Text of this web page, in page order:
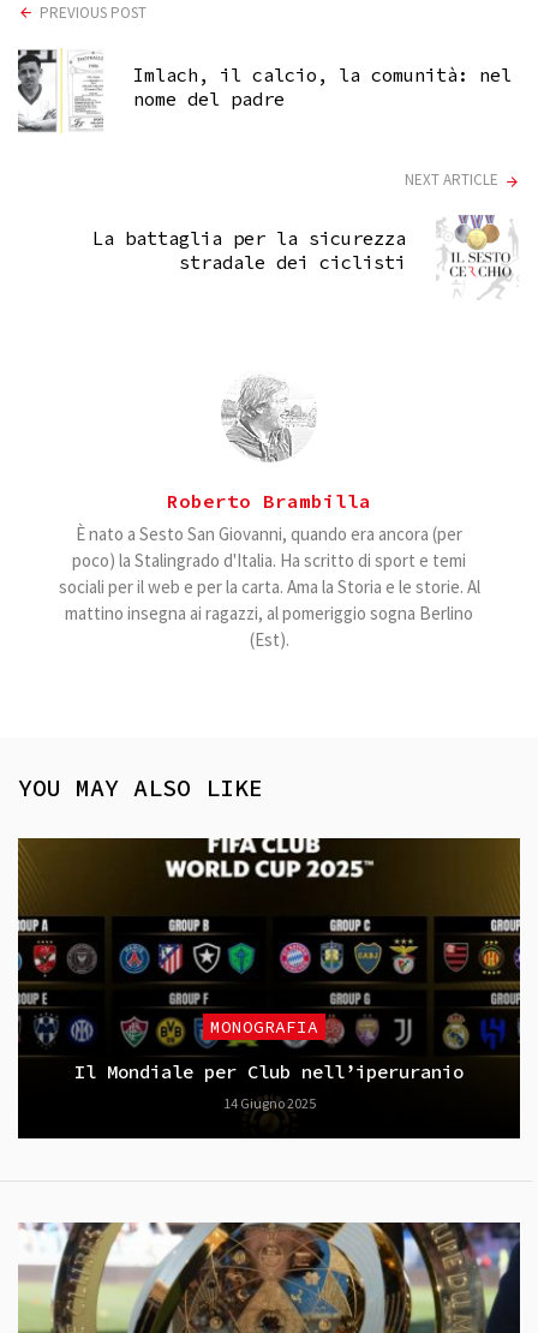
PREVIOUS POST
Imlach, il calcio, la comunità: nel
nome del padre
NEXT ARTICLE
La battaglia per la sicurezza
stradale dei ciclisti
Roberto Brambilla
È nato a Sesto San Giovanni, quando era ancora (per
poco) la Stalingrado d'Italia. Ha scritto di sport e temi
sociali per il web e per la carta. Ama la Storia e le storie. Al
mattino insegna ai ragazzi, al pomeriggio sogna Berlino
(Est).
YOU MAY ALSO LIKE
MONOGRAFIA
Il Mondiale per Club nell’iperuranio
14 Giugno 2025